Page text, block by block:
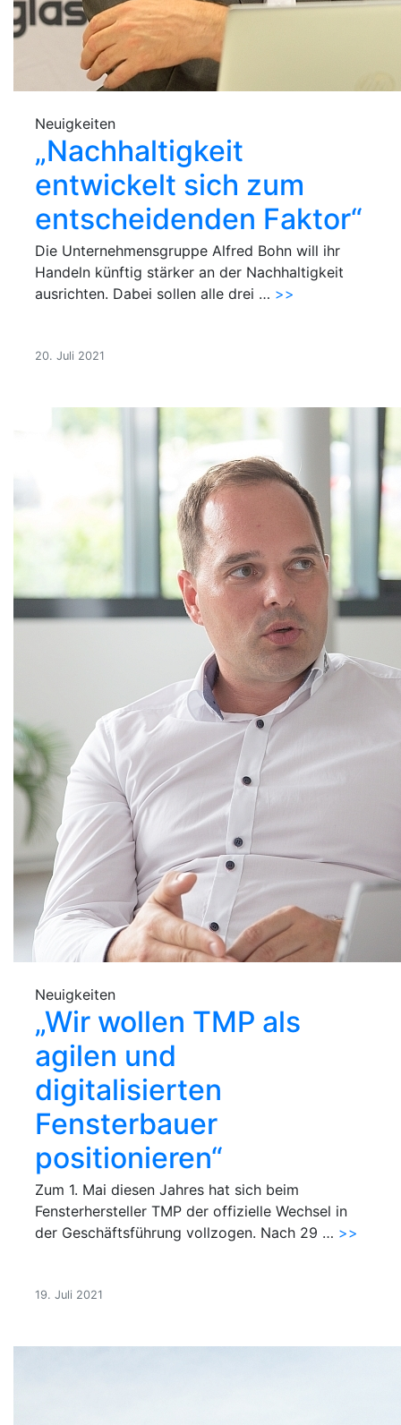
Neuigkeiten
„Nachhaltigkeit
entwickelt sich zum
entscheidenden Faktor“
Die Unternehmensgruppe Alfred Bohn will ihr
Handeln künftig stärker an der Nachhaltigkeit
ausrichten. Dabei sollen alle drei … >>
20. Juli 2021
Neuigkeiten
„Wir wollen TMP als
agilen und
digitalisierten
Fensterbauer
positionieren“
Zum 1. Mai diesen Jahres hat sich beim
Fensterhersteller TMP der offizielle Wechsel in
der Geschäftsführung vollzogen. Nach 29 … >>
19. Juli 2021